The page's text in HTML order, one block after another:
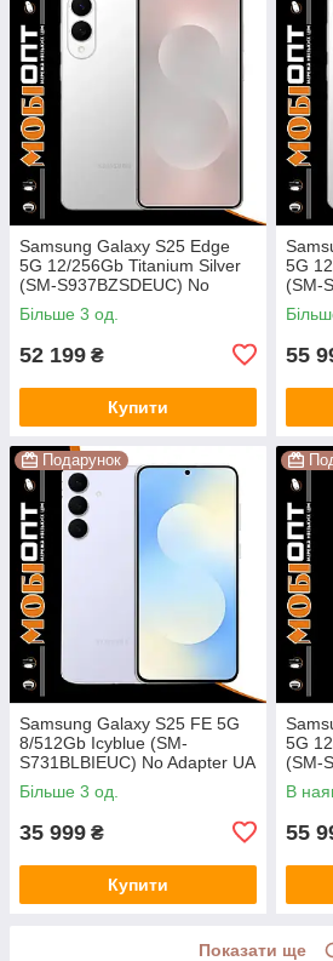
Samsung Galaxy S25 Edge
5G 12/256Gb Titanium Silver
(SM-S937BZSDEUC) No
Adapter UA UCRF
Більше 3 од.
52 199 ₴
Купити
5G
(SM-
55
Подарунок
Samsung Galaxy S25 FE 5G
8/512Gb Icyblue (SM-
S731BLBIEUC) No Adapter UA
UCRF
Більше 3 од.
35 999 ₴
Купити
5G
(SM-
В
55
Показати ще